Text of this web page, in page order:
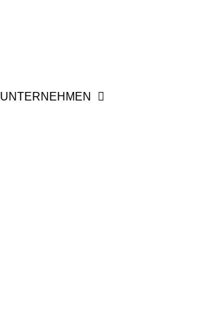
UNTERNEHMEN